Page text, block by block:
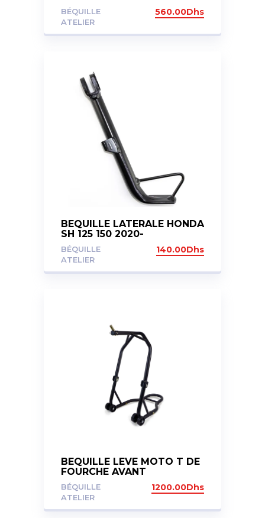
2015
BÉQUILLE
ATELIER
560.00Dhs
BEQUILLE LATERALE HONDA
SH 125 150 2020-
BÉQUILLE
ATELIER
140.00Dhs
BEQUILLE LEVE MOTO T DE
FOURCHE AVANT
BÉQUILLE
ATELIER
1200.00Dhs